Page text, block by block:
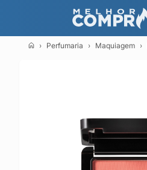
Perfumaria Maquiagem